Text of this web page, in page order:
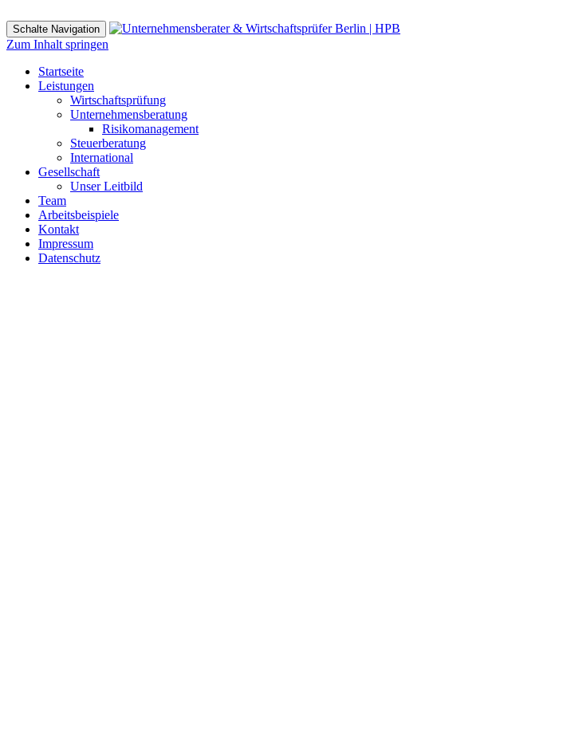
Schalte Navigation
Zum Inhalt springen
Startseite
Leistungen
Wirtschaftsprüfung
Unternehmensberatung
Risikomanagement
Steuerberatung
International
Gesellschaft
Unser Leitbild
Team
Arbeitsbeispiele
Kontakt
Impressum
Datenschutz